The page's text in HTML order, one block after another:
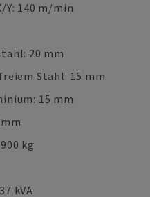
Y: 140 m/min
20 mm
Stahl: 15 mm
15 mm
kg
kVA